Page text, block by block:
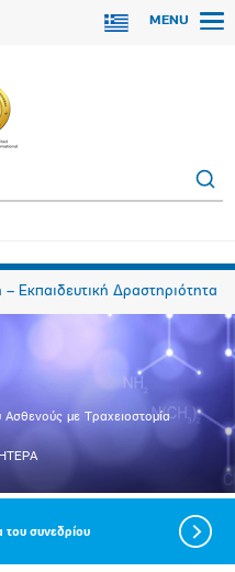
MENU
– Εκπαιδευτική Δραστηριότητα
Ασθενούς με Τραχειοστομία
του συνεδρίου